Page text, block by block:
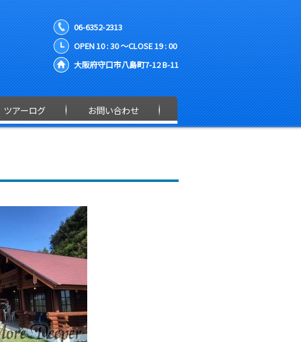
06-6352-2313
OPEN 10 : 30 ～CLOSE 19 : 00
大阪府守口市八島町7-12 B-11
ツアーログ お問い合わせ